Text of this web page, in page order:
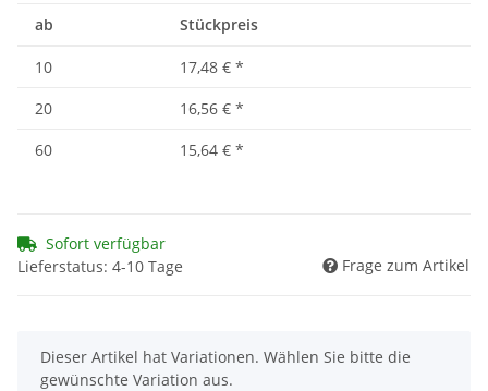
ab Stückpreis
10 17,48 € *
20
16,56 € *
60
15,64 € *
Sofort verfügbar
Lieferstatus: 4-10 Tage
Frage zum Artikel
x
Dieser Artikel hat Variationen. Wählen Sie bitte die
gewünschte Variation aus.